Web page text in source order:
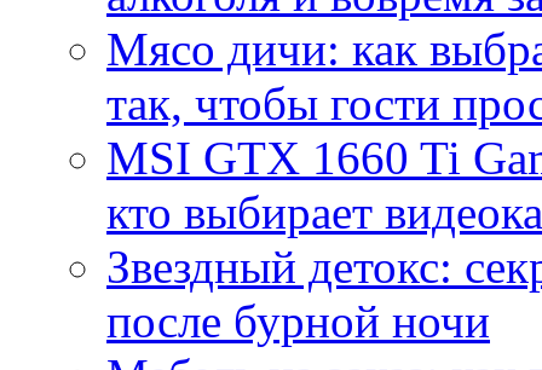
Мясо дичи: как
так, чтобы гости
MSI GTX 1660 Ti
кто выбирает
Звездный детокс:
после бурной ночи